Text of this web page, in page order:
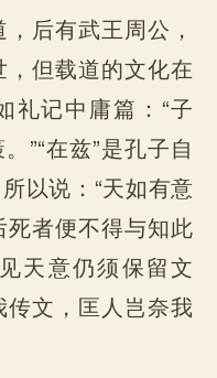
后有武王周公，
但载道的文化在
礼记中庸篇：“子
”“在兹”是孔子自
以说：“天如有意
者便不得与知此
天意仍须保留文
文，匡人岂奈我